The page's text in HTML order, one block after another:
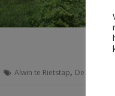
Alwin te Rietstap, De